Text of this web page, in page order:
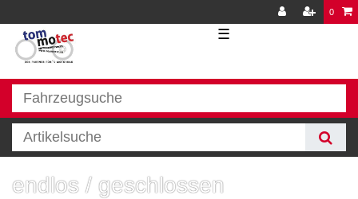
0
☰
endlos / geschlossen